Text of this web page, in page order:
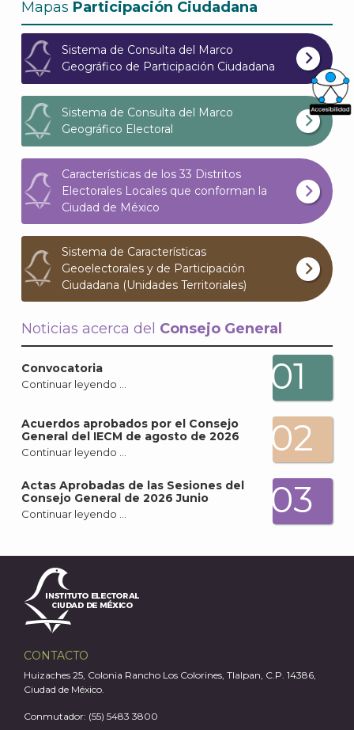
Mapas Participación Ciudadana
Sistema de Consulta del Marco
Geográfico de Participación Ciudadana
Sistema de Consulta del Marco
Geográfico Electoral
Características de los 33 Distritos
Electorales Locales que conforman la
Ciudad de México
Sistema de Características
Geoelectorales y de Participación
Ciudadana (Unidades Territoriales)
Noticias acerca del Consejo General
Convocatoria
Continuar leyendo … 01
Acuerdos aprobados por el Consejo
General del IECM de agosto de 2026
Continuar leyendo … 02
Actas Aprobadas de las Sesiones del
Consejo General de 2026 Junio
Continuar leyendo … 03
CONTACTO
Huizaches 25, Colonia Rancho Los Colorines, Tlalpan, C.P. 14386,
Ciudad de México.
Conmutador: (55) 5483 3800